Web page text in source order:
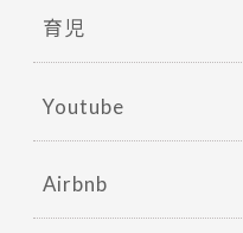
育児
Youtube
Airbnb